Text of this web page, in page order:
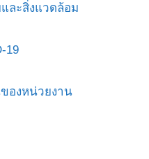
ละสิ่งแวดล้อม
19
องหน่วยงาน